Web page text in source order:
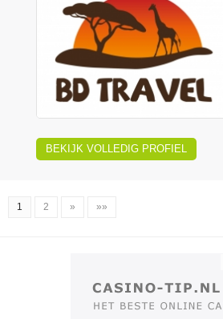
BEKIJK VOLLEDIG PROFIEL
1 2 » »»